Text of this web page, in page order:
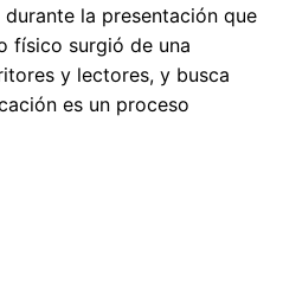
durante la presentación que
físico surgió de una
y lectores, y busca
es un proceso